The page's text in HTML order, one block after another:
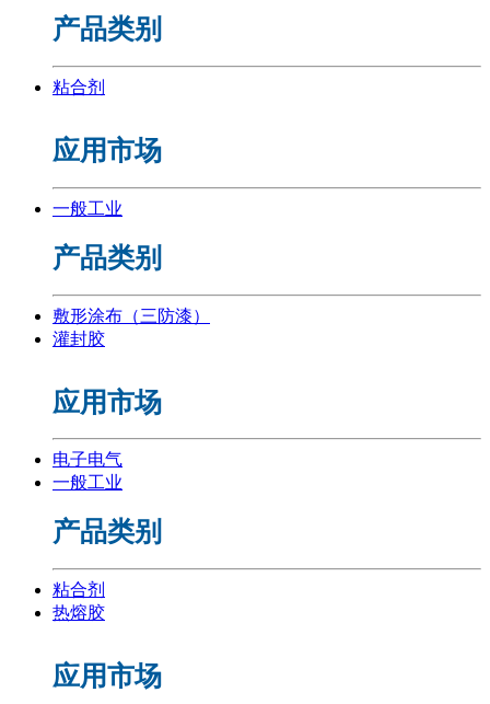
产品类别
粘合剂
应用市场
一般工业
产品类别
敷形涂布（三防漆）
灌封胶
应用市场
电子电气
一般工业
产品类别
粘合剂
热熔胶
应用市场